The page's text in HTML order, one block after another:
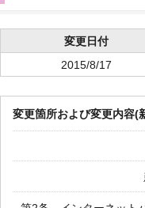
変更日付
2015/8/17
変更箇所および変更内容(